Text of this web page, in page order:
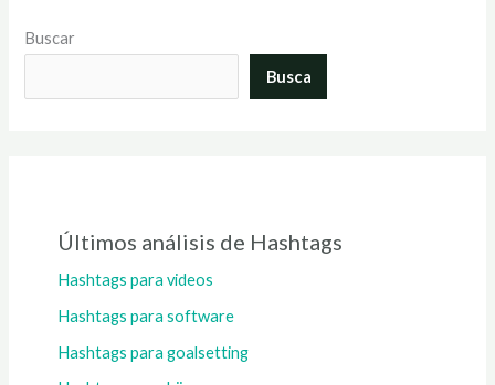
Buscar
Busca
Últimos análisis de Hashtags
Hashtags para videos
Hashtags para software
Hashtags para goalsetting